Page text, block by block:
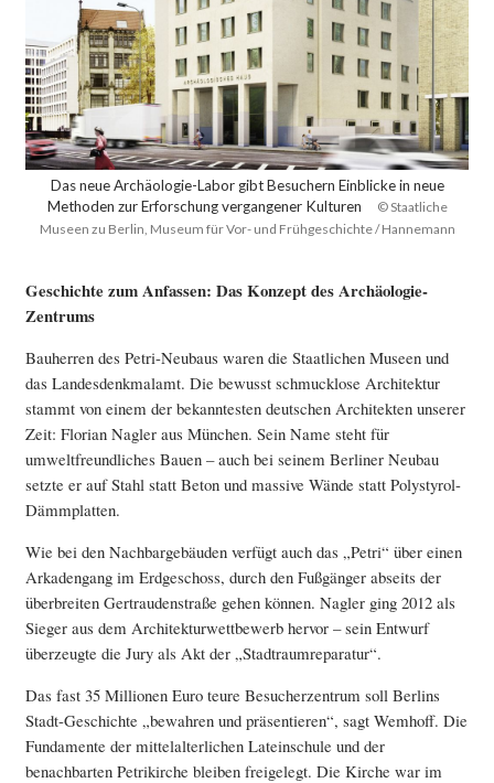
Das neue Archäologie-Labor gibt Besuchern Einblicke in neue
Methoden zur Erforschung vergangener Kulturen
© Staatliche
Museen zu Berlin, Museum für Vor- und Frühgeschichte / Hannemann
Geschichte zum Anfassen: Das Konzept des Archäologie-
Zentrums
Bauherren des Petri-Neubaus waren die Staatlichen Museen und
das Landesdenkmalamt. Die bewusst schmucklose Architektur
stammt von einem der bekanntesten deutschen Architekten unserer
Zeit: Florian Nagler aus München. Sein Name steht für
umweltfreundliches Bauen – auch bei seinem Berliner Neubau
setzte er auf Stahl statt Beton und massive Wände statt Polystyrol-
Dämmplatten.
Wie bei den Nachbargebäuden verfügt auch das „Petri“ über einen
Arkadengang im Erdgeschoss, durch den Fußgänger abseits der
überbreiten Gertraudenstraße gehen können. Nagler ging 2012 als
Sieger aus dem Architekturwettbewerb hervor – sein Entwurf
überzeugte die Jury als Akt der „Stadtraumreparatur“.
Das fast 35 Millionen Euro teure Besucherzentrum soll Berlins
Stadt-Geschichte „bewahren und präsentieren“, sagt Wemhoff. Die
Fundamente der mittelalterlichen Lateinschule und der
benachbarten Petrikirche bleiben freigelegt. Die Kirche war im